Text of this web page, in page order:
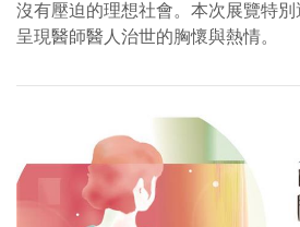
沒有壓迫的理想社會。本次展覽特別
呈現醫師醫人治世的胸懷與熱情。